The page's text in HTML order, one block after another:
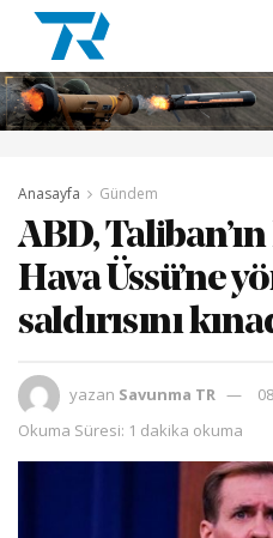
Anasayfa Gündem
ABD,
Hava Üssü’ne
saldırısını
yazan Savunma TR
Okuma Süresi: 1 dakika okuma